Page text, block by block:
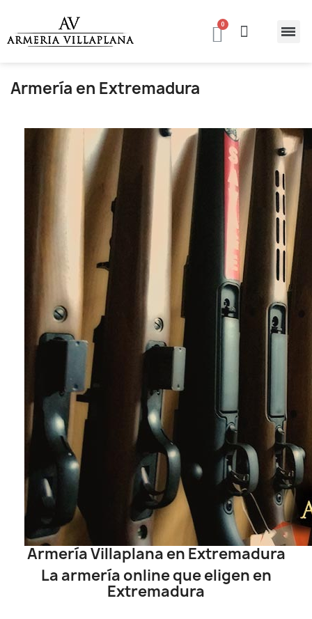
Armería en Extremadura
Armería Villaplana en Extremadura
La armería online que eligen en
Extremadura